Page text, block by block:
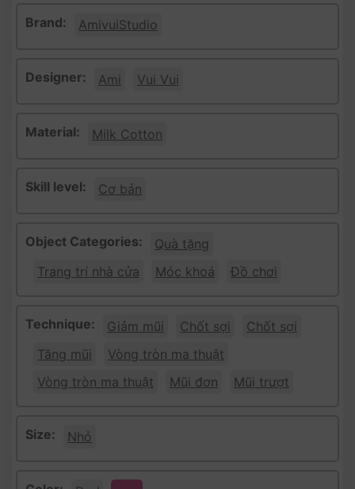
Brand: AmivuiStudio
Designer: Ami Vui Vui
Material: Milk Cotton
Skill level: Cơ bản
Object Categories:
Quà tặng
Trang trí nhà cửa
Móc khoá Đồ chơi
Technique: Giảm mũi Chốt sợi
Chốt sợi
Tăng mũi
Vòng tròn ma thuật
Vòng tròn ma thuật
Mũi đơn Mũi trượt
Size: Nhỏ